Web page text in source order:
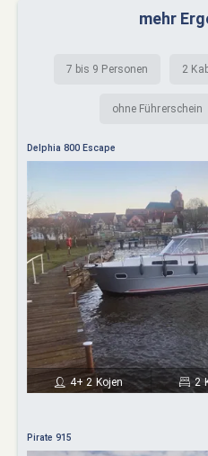
mehr
7 bis 9 Personen 2
ohne Führerschein
Delphia 800 Escape
4+ 2 Kojen 2
Pirate 915